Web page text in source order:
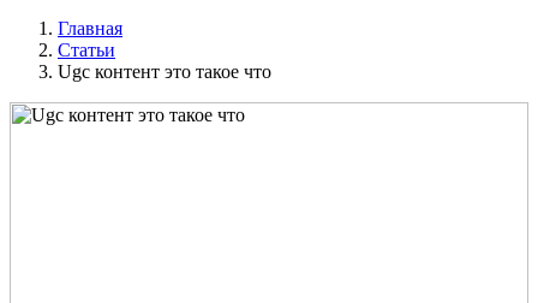
Главная
Статьи
Ugc контент это такое что